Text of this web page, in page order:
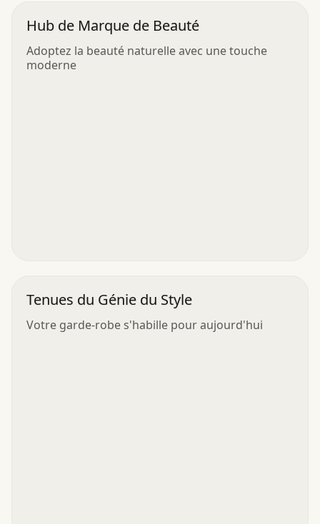
Hub de Marque de Beauté
Adoptez la beauté naturelle avec une touche
moderne
Tenues du Génie du Style
Votre garde-robe s'habille pour aujourd'hui